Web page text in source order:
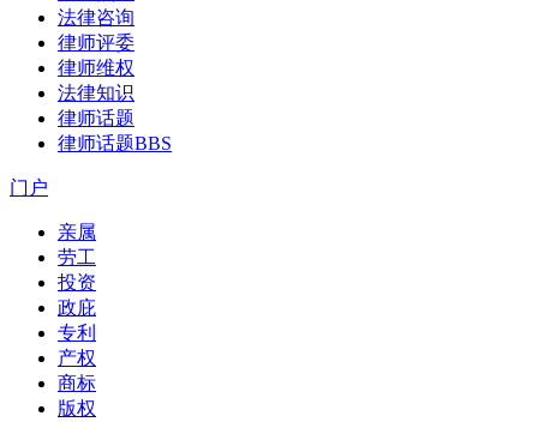
法律咨询
律师评委
律师维权
法律知识
律师话题
律师话题BBS
门户
亲属
劳工
投资
政庇
专利
产权
商标
版权